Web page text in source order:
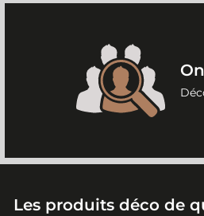
Les produits déco de